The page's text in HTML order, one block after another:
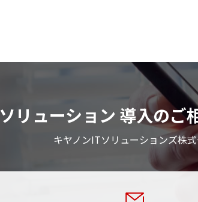
リューション 導入のご
キヤノンITソリューションズ株